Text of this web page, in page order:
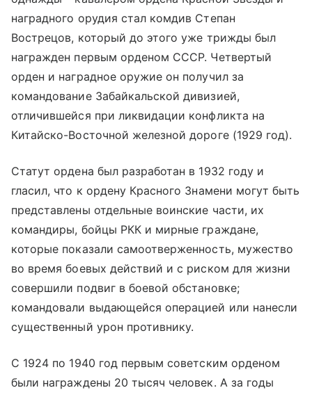
наградного орудия стал комдив Степан
Вострецов, который до этого уже трижды был
награжден первым орденом СССР. Четвертый
орден и наградное оружие он получил за
командование Забайкальской дивизией,
отличившейся при ликвидации конфликта на
Китайско-Восточной железной дороге (1929 год).
Статут ордена был разработан в 1932 году и
гласил, что к ордену Красного Знамени могут быть
представлены отдельные воинские части, их
командиры, бойцы РКК и мирные граждане,
которые показали самоотверженность, мужество
во время боевых действий и с риском для жизни
совершили подвиг в боевой обстановке;
командовали выдающейся операцией или нанесли
существенный урон противнику.
С 1924 по 1940 год первым советским орденом
были награждены 20 тысяч человек. А за годы